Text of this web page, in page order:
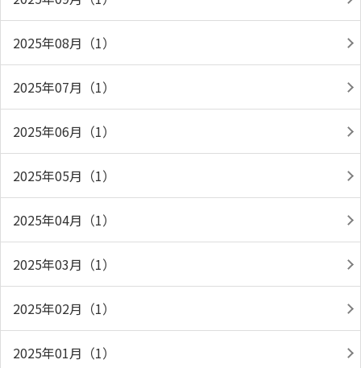
2025年08月（1）
2025年07月（1）
2025年06月（1）
2025年05月（1）
2025年04月（1）
2025年03月（1）
2025年02月（1）
2025年01月（1）